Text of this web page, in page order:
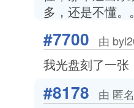
多，还是不懂。
#7700 由
我光盘刻了一张
#8178 由 匿